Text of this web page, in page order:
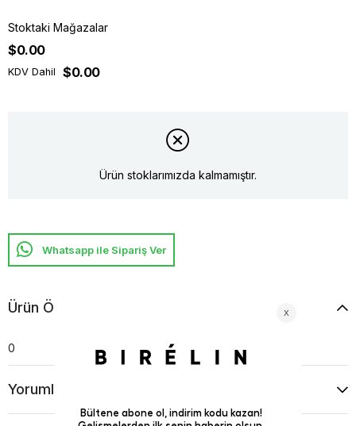
Stoktaki Mağazalar
$0.00
KDV Dahil $0.00
Ürün stoklarımızda kalmamıştır.
Whatsapp ile Sipariş Ver
Ürün Özellikleri
0
Yorumlar